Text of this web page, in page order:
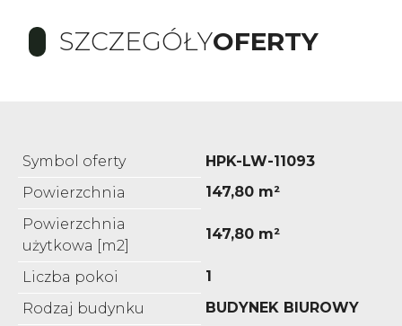
SZCZEGÓŁYOFERTY
Symbol oferty
HPK-LW-11093
Powierzchnia
147,80 m²
Powierzchnia
użytkowa [m2]
147,80 m²
Liczba pokoi
1
Rodzaj budynku
BUDYNEK BIUROWY